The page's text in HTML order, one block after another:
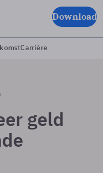
Download
Carrière
geld